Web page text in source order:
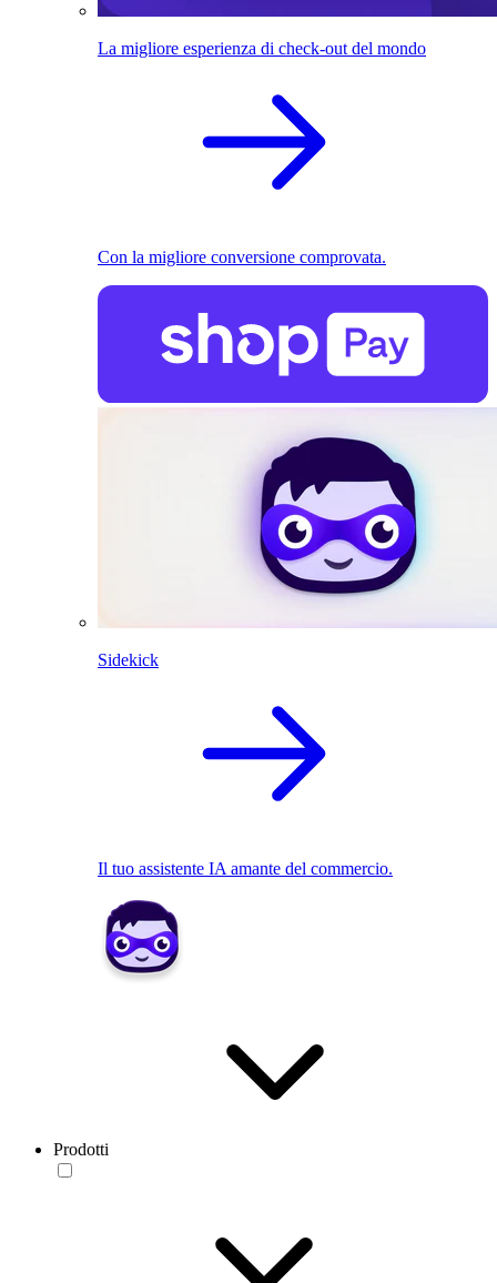
La migliore esperienza di check-out del mondo
Con la migliore conversione comprovata.
Sidekick
Il tuo assistente IA amante del commercio.
Prodotti